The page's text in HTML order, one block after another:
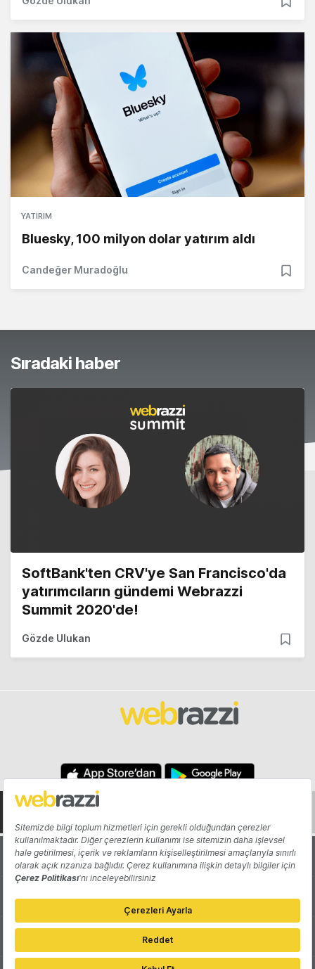
YATIRIM
Bluesky, 100 milyon dolar yatırım aldı
Candeğer Muradoğlu
Sıradaki haber
SoftBank'ten CRV'ye San Francisco'da
yatırımcıların gündemi Webrazzi
Summit 2020'de!
Gözde Ulukan
Hakkında Yazarlar
Katkıda Bulun Reklam